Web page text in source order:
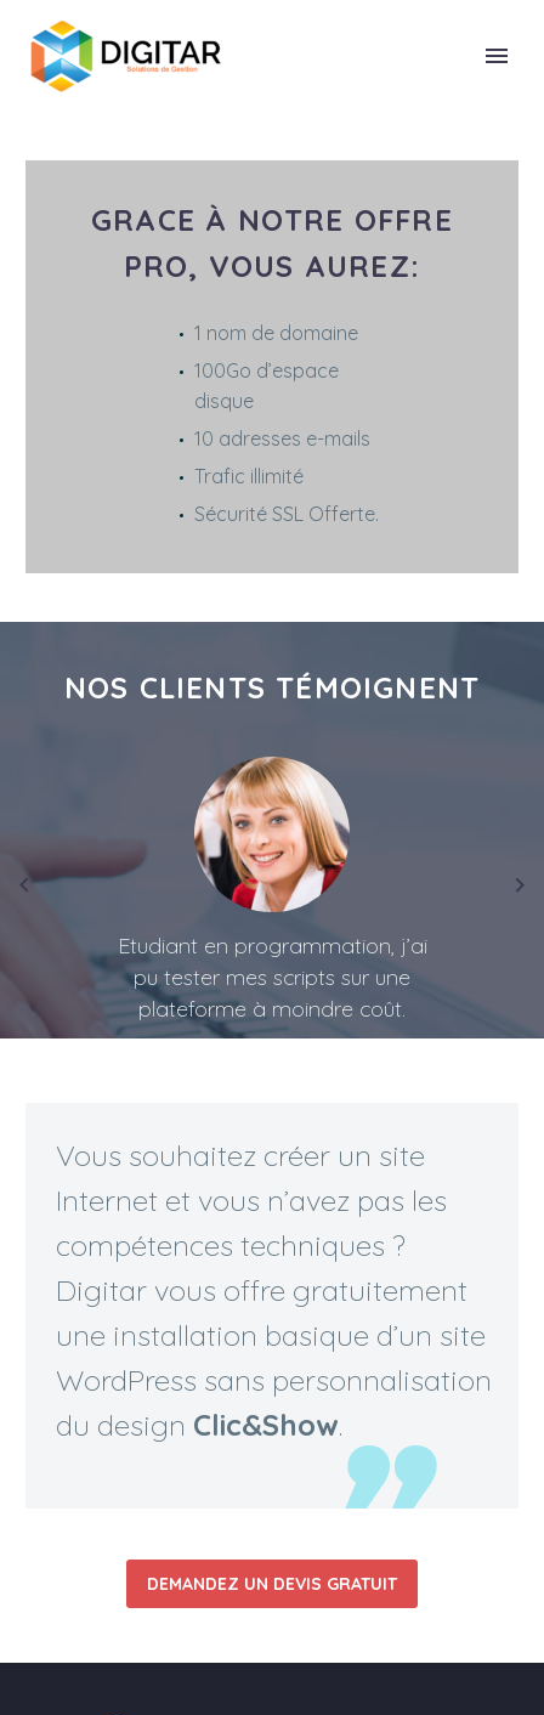
GRACE À NOTRE OFFRE
PRO, VOUS AUREZ:
1 nom de domaine
100Go d’espace
disque
10 adresses e-mails
Trafic illimité
Sécurité SSL Offerte.
NOS CLIENTS TÉMOIGNENT
Etudiant en programmation, j’ai
pu tester mes scripts sur une
plateforme à moindre coût.
Vous souhaitez créer un site
Internet et vous n’avez pas les
compétences techniques ?
Digitar vous offre gratuitement
une installation basique d’un site
WordPress sans personnalisation
du design Clic&Show.
DEMANDEZ UN DEVIS GRATUIT